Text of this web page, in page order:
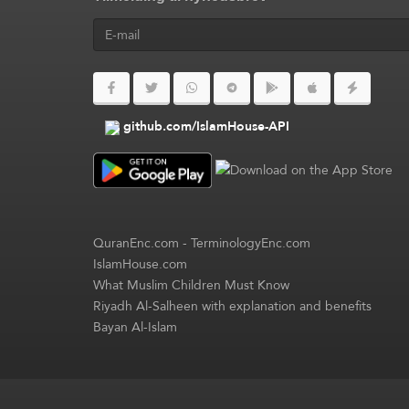
github.com/IslamHouse-API
QuranEnc.com-TerminologyEnc.com
IslamHouse.com
What Muslim Children Must Know
Riyadh Al-Salheen with explanation and benefits
Bayan Al-Islam